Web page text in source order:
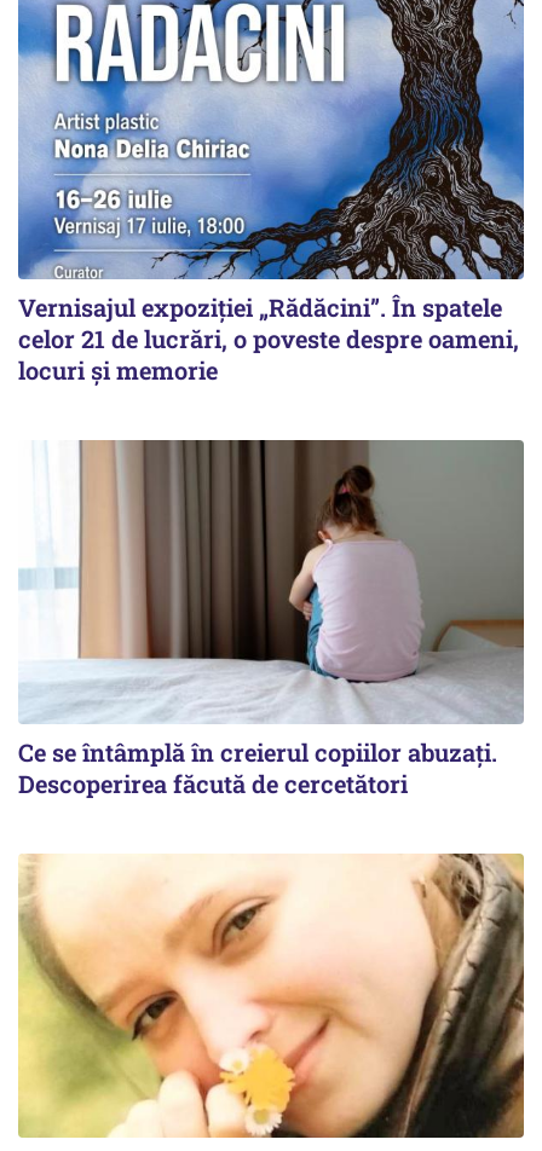
Vernisajul expoziției „Rădăcini”. În spatele
celor 21 de lucrări, o poveste despre oameni,
locuri și memorie
Ce se întâmplă în creierul copiilor abuzați.
Descoperirea făcută de cercetători